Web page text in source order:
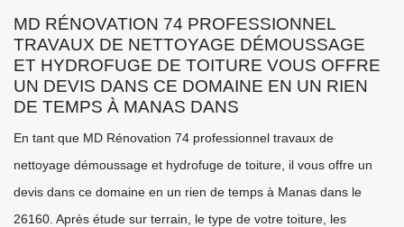
MD RÉNOVATION 74 PROFESSIONNEL
TRAVAUX DE NETTOYAGE DÉMOUSSAGE
ET HYDROFUGE DE TOITURE VOUS OFFRE
UN DEVIS DANS CE DOMAINE EN UN RIEN
DE TEMPS À MANAS DANS
En tant que MD Rénovation 74 professionnel travaux de
nettoyage démoussage et hydrofuge de toiture, il vous offre un
devis dans ce domaine en un rien de temps à Manas dans le
26160. Après étude sur terrain, le type de votre toiture, les